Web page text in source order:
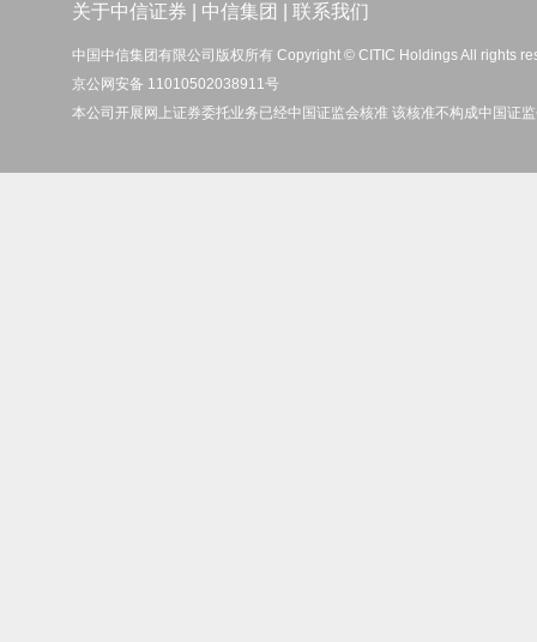
关于中信证券 中信集团 联系我们
中国中信集团有限公司版权所有 Copyright © CITIC Holdings All rights
京公网安备 11010502038911号
本公司开展网上证券委托业务已经中国证监会核准 该核准不构成中国证